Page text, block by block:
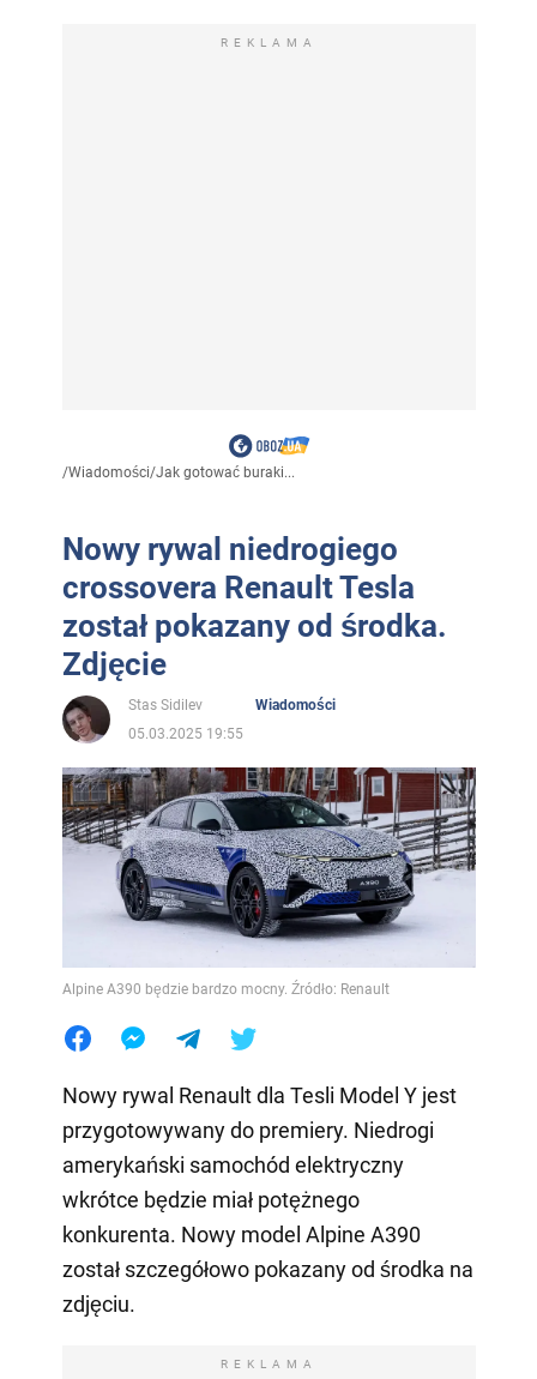
REKLAMA
/Wiadomości/Jak gotować buraki...
Nowy rywal niedrogiego
crossovera Renault Tesla
został pokazany od środka.
Zdjęcie
Stas Sidilev
Wiadomości
05.03.2025 19:55
Alpine A390 będzie bardzo mocny. Źródło: Renault
Nowy rywal Renault dla Tesli Model Y jest
przygotowywany do premiery. Niedrogi
amerykański samochód elektryczny
wkrótce będzie miał potężnego
konkurenta. Nowy model Alpine A390
został szczegółowo pokazany od środka na
zdjęciu.
REKLAMA